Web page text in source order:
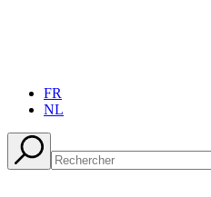
FR
NL